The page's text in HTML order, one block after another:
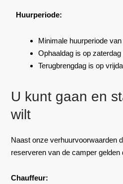
Huurperiode:
Minimale huurperiode
Ophaaldag is op zaterdag
Terugbrengdag is op
U kunt gaan en
wilt
Naast onze verhuurvoorwaarden
reserveren van de camper gelden
Chauffeur: